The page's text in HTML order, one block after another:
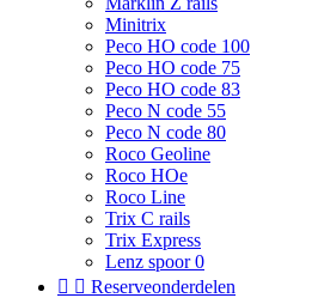
Minitrix
Peco HO code 100
Peco HO code 75
Peco HO code 83
Peco N code 55
Peco N code 80
Roco Geoline
Roco HOe
Roco Line
Trix C rails
Trix Express
Lenz spoor 0
  Reserveonderdelen